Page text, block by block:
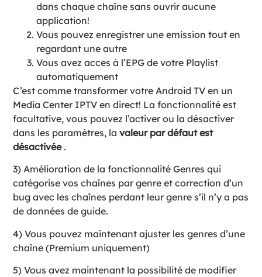
dans chaque chaîne sans ouvrir aucune
application!
Vous pouvez enregistrer une emission tout en
regardant une autre
Vous avez acces à l’EPG de votre Playlist
automatiquement
C’est comme transformer votre Android TV en un
Media Center IPTV en direct! La fonctionnalité est
facultative, vous pouvez l’activer ou la désactiver
dans les paramètres, lavaleur par défaut est
désactivée.
3) Amélioration de la fonctionnalité Genres qui
catégorise vos chaînes par genre et correction d’un
bug avec les chaînes perdant leur genre s’il n’y a pas
de données de guide.
4) Vous pouvez maintenant ajuster les genres d’une
chaîne (Premium uniquement)
5) Vous avez maintenant la possibilité de modifier